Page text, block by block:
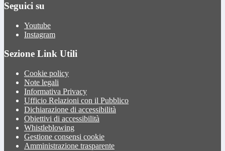
Seguici su
Youtube
Instagram
Sezione Link Utili
Cookie policy
Note legali
Informativa Privacy
Ufficio Relazioni con il Pubblico
Dichiarazione di accessibilità
Obiettivi di accessibilità
Whistleblowing
Gestione consensi cookie
Amministrazione trasparente